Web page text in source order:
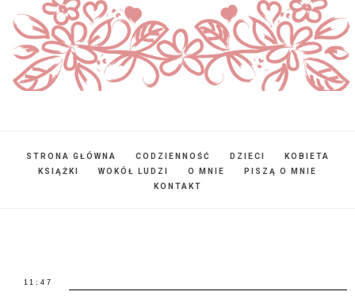
STRONA GŁÓWNA CODZIENNOŚĆ DZIECI
KOBIETA
KSIĄŻKI
WOKÓŁ LUDZI O MNIE
PISZĄ O MNIE
KONTAKT
11:47